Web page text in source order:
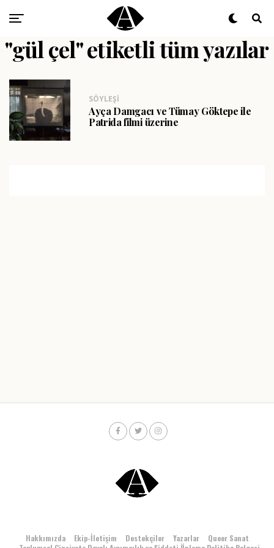
"gül çel" etiketli tüm yazılar
SÖYLEŞI
Ayça Damgacı ve Tümay Göktepe ile
Patrida filmi üzerine
Hakkımızda Ekip-İletişim Destekçiler Yazarlar
Queer Sanat